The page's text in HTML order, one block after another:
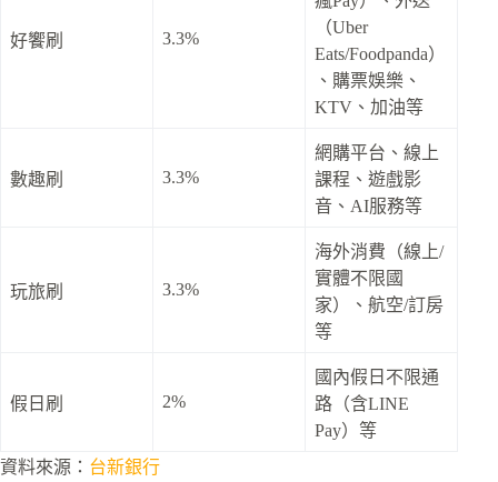
好饗刷 3.3%
（Uber
Eats/Foodpanda）
、購票娛樂、
KTV、加油等
數趣刷 3.3%
網購平台、線上
課程、遊戲影
音、AI服務等
玩旅刷 3.3%
海外消費（線上/
實體不限國
家）、航空/訂房
等
假日刷 2%
國內假日不限通
路（含LINE
Pay）等
資料來源： 台新銀行